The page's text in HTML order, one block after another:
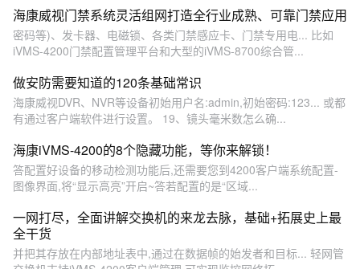
海康威视门禁系统灵活组网打造全行业成熟、可靠门禁应用
密码等)、发卡器、电磁锁、各类门禁感应卡、门禁专用电... 比如
iVMS-4200门禁配置管理平台和大型的iVMS-8700综合管...
做安防需要知道的120条基础常识
海康威视DVR、NVR等设备初始用户名:admin,初始密码:123... 或都
有通过客户端软件进行设置。 19、镜头毫米数怎么确...
海康iVMS-4200的8个隐藏功能，等你来解锁！
答配置好设备的移动检测功能后,还需要您到4200客户端系统配置-
图像界面,将“显示高亮”开启~答若配置的是“区域...
一网打尽，全面讲解交换机的来龙去脉，基础+拓展史上最
全干货
并把其存放在内部地址表中,通过在数据帧的始发者和目标... 轻网管